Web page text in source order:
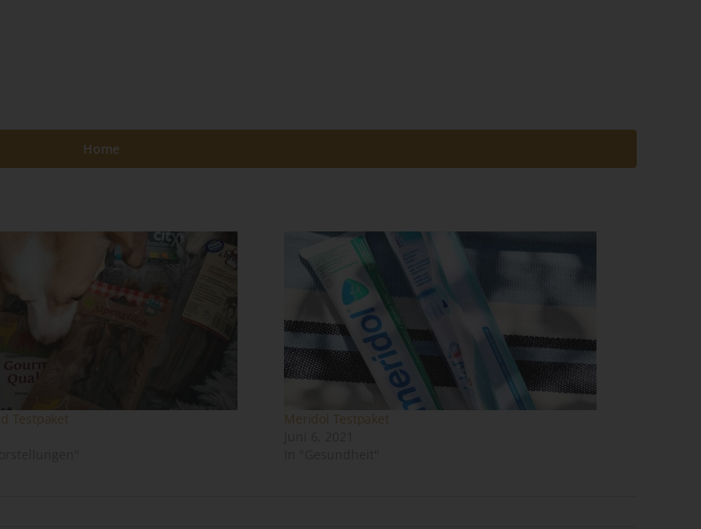
Home
Testpaket
Meridol Testpaket
unabhängig davon, ob es sich bei ihr um einen
oder nicht. Behörden, die im Rahmen eines
nach dem Unionsrecht oder dem
möglicherweise personenbezogene Daten
natürliche oder juristische Person, Behörde, Einrichtung
außer der betroffenen Person, dem
dem Auftragsverarbeiter und den Personen, die
Verantwortung des Verantwortlichen oder des
befugt sind, die personenbezogenen Daten zu
jede von der betroffenen Person freiwillig für den
in informierter Weise und unmissverständlich